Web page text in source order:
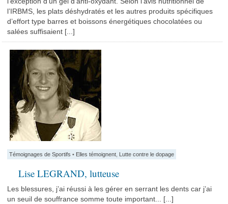
l’IRBMS, les plats déshydratés et les autres produits spécifiques
d’effort type barres et boissons énergétiques chocolatées ou
salées suffisaient [...]
Témoignages de Sportifs • Elles témoignent Lutte contre le dopage
Lise LEGRAND, lutteuse
Les blessures, j’ai réussi à les gérer en serrant les dents car j’ai
un seuil de souffrance somme toute important... [...]